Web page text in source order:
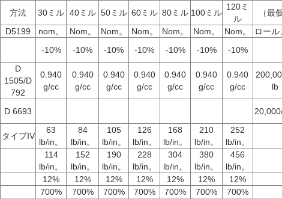
方法
30ミル 40ミル 50ミル 60ミル 80ミル 100ミル
120ミ
ル
（最
D5199 nom。 Nom。 Nom。 Nom。 Nom。 Nom。 Nom。
ロール
-10% -10% -10% -10% -10% -10% -10%
D
1505/D
792
0.940
g/cc
0.940
g/cc
0.940
g/cc
0.940
g/cc
0.940
g/cc
0.940
g/cc
0.940
g/cc
lb
D 6693
タイプIV
63
lb/in。
84
lb/in。
105
lb/in。
126
lb/in。
168
lb/in。
210
lb/in。
252
lb/in。
114
lb/in。
152
lb/in。
190
lb/in。
228
lb/in。
304
lb/in。
380
lb/in。
456
lb/in。
12% 12% 12% 12% 12% 12%
12%
700% 700% 700% 700% 700% 700%
700%